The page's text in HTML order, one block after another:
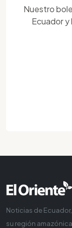
Nuestro
Ecuador y
Noticias de
su región